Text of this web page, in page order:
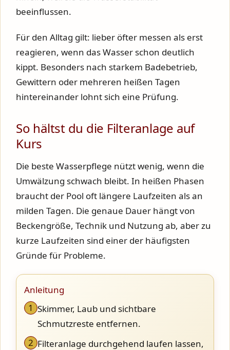
beeinflussen.
Für den Alltag gilt: lieber öfter messen als erst
reagieren, wenn das Wasser schon deutlich
kippt. Besonders nach starkem Badebetrieb,
Gewittern oder mehreren heißen Tagen
hintereinander lohnt sich eine Prüfung.
So hältst du die Filteranlage auf
Kurs
Die beste Wasserpflege nützt wenig, wenn die
Umwälzung schwach bleibt. In heißen Phasen
braucht der Pool oft längere Laufzeiten als an
milden Tagen. Die genaue Dauer hängt von
Beckengröße, Technik und Nutzung ab, aber zu
kurze Laufzeiten sind einer der häufigsten
Gründe für Probleme.
Anleitung
1 Skimmer, Laub und sichtbare
Schmutzreste entfernen.
2 Filteranlage durchgehend laufen lassen,